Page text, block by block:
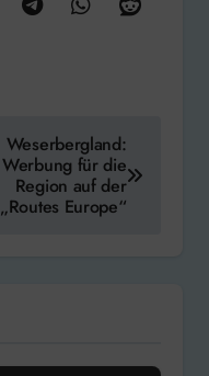
Weserbergland:
Werbung für die
Region auf der
„Routes Europe“